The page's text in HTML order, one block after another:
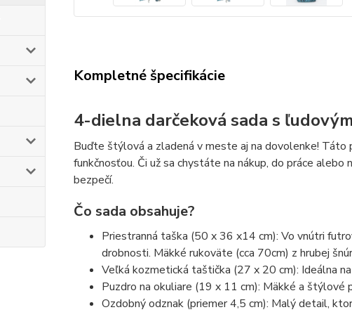
Kompletné špecifikácie
4-dielna darčeková sada s
Buďte štýlová a zladená v meste aj na dovolenke! Táto
funkčnosťou. Či už sa chystáte na nákup, do práce
bezpečí.
Čo sada obsahuje?
Priestranná taška (50 x 36 x14 cm): Vo vnútri
drobnosti. Mäkké rukoväte (cca 70cm) z hrubej
Veľká kozmetická taštička (27 x 20 cm): Ideálna
Puzdro na okuliare (19 x 11 cm): Mäkké a štýlové
Ozdobný odznak (priemer 4,5 cm): Malý detail,